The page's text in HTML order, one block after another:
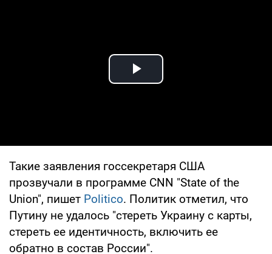
Play Video
Такие заявления госсекретаря США
прозвучали в программе CNN "State of the
Union", пишет Politico. Политик отметил, что
Путину не удалось "стереть Украину с карты,
стереть ее идентичность, включить ее
обратно в состав России".